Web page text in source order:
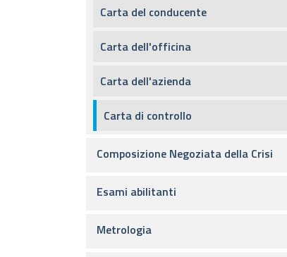
Carta del conducente
Carta dell'officina
Carta dell'azienda
Carta di controllo
Composizione Negoziata della Crisi
Esami abilitanti
Metrologia